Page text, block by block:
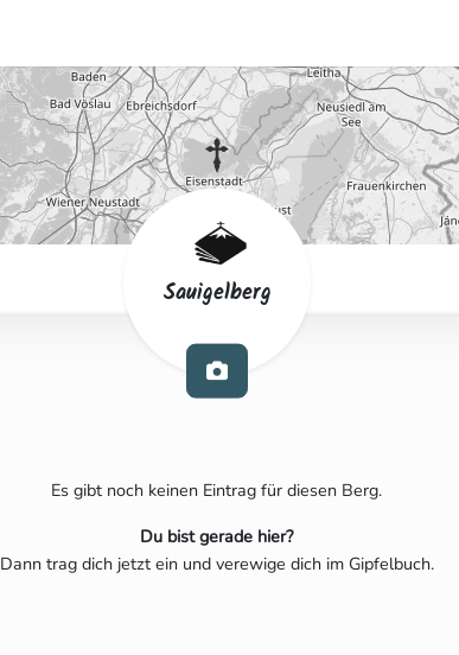
Sauigelberg
Es gibt noch keinen Eintrag für diesen Berg.
Du bist gerade hier?
Dann trag dich jetzt ein und verewige dich im Gipfelbuch.